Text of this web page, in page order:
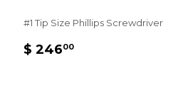
#1 Tip Size Phillips Screwdriver
PRECIO
$ 24600